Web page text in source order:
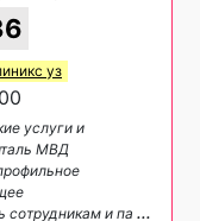
уз
услуги и
МВД
и па ...